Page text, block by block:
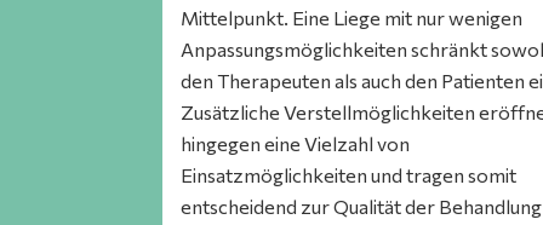
Mittelpunkt. Eine Liege mit nur wenigen
Anpassungsmöglichkeiten schränkt
den Therapeuten als auch den Patienten
Zusätzliche Verstellmöglichkeiten
hingegen eine Vielzahl von
Einsatzmöglichkeiten und tragen somit
entscheidend zur Qualität der Behandlung